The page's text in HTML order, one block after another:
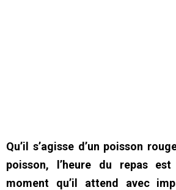
Qu’il s’agisse d’un poisson
poisson, l’heure du repas
moment qu’il attend avec